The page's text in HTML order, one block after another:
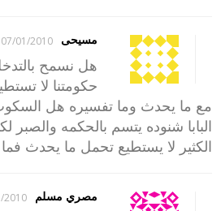
مسيحى 07/01/2010 14:11
هل نسمح
حكومتنا لا
مع ما يحدث وما تفسيره هل
البابا شنوده يتسم بالحكمه
الكثير لا يستطيع تحمل ما يحدث
مصري مسلم 12:45